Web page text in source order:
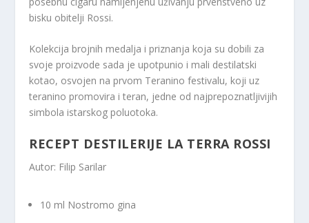
bisku obitelji Rossi.
Kolekcija brojnih medalja i priznanja koja su dobili za
svoje proizvode sada je upotpunio i mali destilatski
kotao, osvojen na prvom Teranino festivalu, koji uz
teranino promovira i teran, jedne od najprepoznatljivijih
simbola istarskog poluotoka.
RECEPT DESTILERIJE LA TERRA ROSSI
Autor: Filip Sarilar
10 ml Nostromo gina